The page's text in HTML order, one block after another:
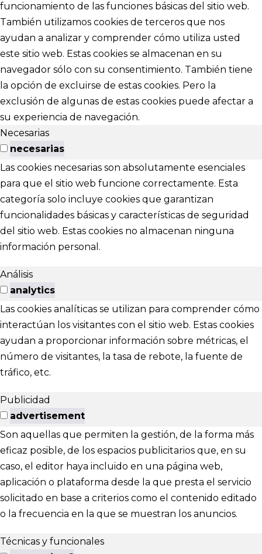
funcionamiento de las funciones básicas del sitio web.
También utilizamos cookies de terceros que nos
ayudan a analizar y comprender cómo utiliza usted
este sitio web. Estas cookies se almacenan en su
navegador sólo con su consentimiento. También tiene
la opción de excluirse de estas cookies. Pero la
exclusión de algunas de estas cookies puede afectar a
su experiencia de navegación.
Necesarias
necesarias
Las cookies necesarias son absolutamente esenciales
para que el sitio web funcione correctamente. Esta
categoría solo incluye cookies que garantizan
funcionalidades básicas y características de seguridad
del sitio web. Estas cookies no almacenan ninguna
información personal.
Análisis
analytics
Las cookies analíticas se utilizan para comprender cómo
interactúan los visitantes con el sitio web. Estas cookies
ayudan a proporcionar información sobre métricas, el
número de visitantes, la tasa de rebote, la fuente de
tráfico, etc.
Publicidad
advertisement
Son aquellas que permiten la gestión, de la forma más
eficaz posible, de los espacios publicitarios que, en su
caso, el editor haya incluido en una página web,
aplicación o plataforma desde la que presta el servicio
solicitado en base a criterios como el contenido editado
o la frecuencia en la que se muestran los anuncios.
Técnicas y funcionales